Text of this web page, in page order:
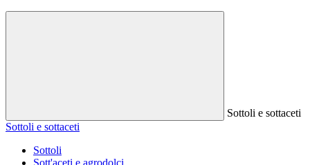
Sottoli e sottaceti
Sottoli e sottaceti
Sottoli
Sott'aceti e agrodolci